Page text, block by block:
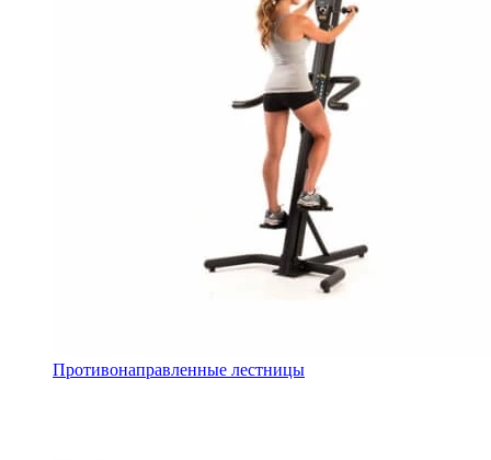
Противонаправленные лестницы